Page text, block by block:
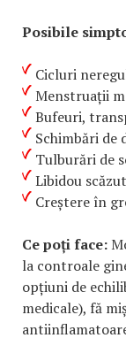
Posibile
Cicluri
Menstruații
Bufeuri,
Schimbări
Tulburări de
Libidou scăzut
Creștere în
Ce poți face:
la controale
opțiuni de
medicale), fă